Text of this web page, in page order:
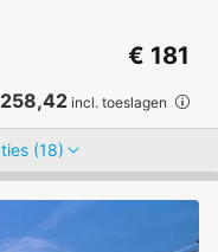
€ 181
incl. toeslagen
(18)